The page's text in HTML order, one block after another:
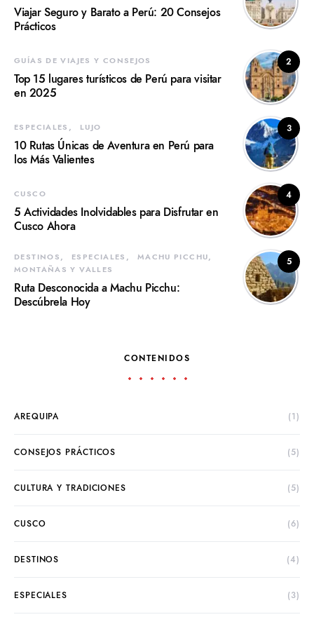
Viajar Seguro y Barato a Perú: 20 Consejos
Prácticos
2
GUÍAS DE VIAJES Y CONSEJOS
Top 15 lugares turísticos de Perú para visitar
en 2025
3
ESPECIALES LUJO
10 Rutas Únicas de Aventura en Perú para
los Más Valientes
4
CUSCO
5 Actividades Inolvidables para Disfrutar en
Cusco Ahora
5
DESTINOS ESPECIALES
MACHU PICCHU
MONTAÑAS Y VALLES
Ruta Desconocida a Machu Picchu:
Descúbrela Hoy
CONTENIDOS
AREQUIPA (1)
CONSEJOS PRÁCTICOS (5)
CULTURA Y TRADICIONES (5)
CUSCO (6)
DESTINOS (4)
ESPECIALES (3)